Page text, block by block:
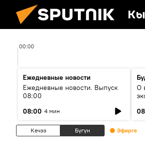
00:00
Ежедневные новости
Ежедневные новости. Выпуск
08:00
08:00 4 мин
О
Кечээ Бүгүн Эфирге